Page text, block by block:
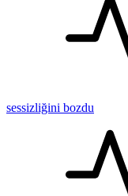
sessizliğini bozdu